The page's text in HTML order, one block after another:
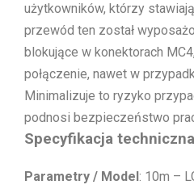
użytkowników, którzy
przewód ten został
blokujące w konektorach
połączenie, nawet w
Minimalizuje to ryzyko
podnosi bezpieczeństwo
Specyfikacja techniczna
Parametry / Model: 10m –